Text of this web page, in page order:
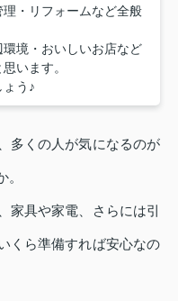
・リフォームなど全般
境・おいしいお店など
います。
う♪
多くの人が気になるのが
家具や家電、さらには引
くら準備すれば安心なの